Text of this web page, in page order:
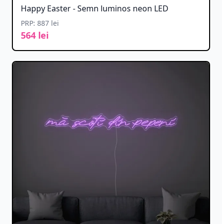
Happy Easter - Semn luminos neon LED
PRP: 887 lei
564 lei